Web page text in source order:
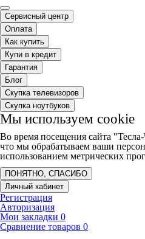
Сервисный центр
Оплата
Как купить
Купи в кредит
Гарантия
Блог
Скупка телевизоров
Скупка ноутбуков
Мы используем cookie
Во время посещения сайта
что мы обрабатываем ваши
использованием метрических
ПОНЯТНО, СПАСИБО
Личный кабинет
Регистрация
Авторизация
Мои закладки 0
Сравнение товаров 0